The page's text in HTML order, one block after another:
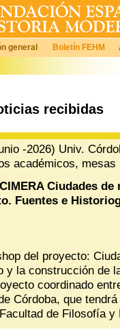
general Boletín FEHM
recibidas
-2026) Univ.
académicos,
Ciudades
Fuentes e
del proyecto:
y la construcción de
coordinado
Córdoba, que
de Filosofía